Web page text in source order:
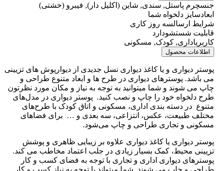
جنسچرم پاستل, سندی, شاین (اکلیل دار), فیبرو (خشتی)
ابعادسایز دلخواه شما
شرایط ارسالسه روز کاری
قابلیت شستشودارد
کاربریاداری, کودک, مسکونی
اطلاعات محصول
پوستر دیواری و یا کاغذ دیواری نسل جدیدی از دیوارپوش های تزیینی
می باشد. پوسترهای دیواری در طرح ها و ابعاد متنوع طراحی و
چاپ می شوند و شما میتوانید به توجه به نیاز و مکان مورد نظرتون
طرح دلخواه خود را چاپ و نصب کنید. پوستر دیواری در مدل‌های
متنوع در دسته‌ بندی اداری، مسکونی و اتاق کودک با طرح‌های
مختلف طبیعت، عکس، انتزاعی، سه بعدی و … برای فضاهای
مسکونی و تجاری طراحی و چاپ می‌شود.
پوستر دیواری یا کاغذ دیواری علاوه بر زیبایی ظاهری و پوشش
تزیینی محیط، کمک بسیار زیادی در جلب اعتماد مخاطب می کند.
پوسترهای دیواری اداری و تجاری با توجه به فضای کسب و کار